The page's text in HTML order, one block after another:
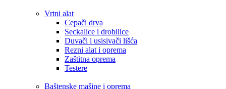
Vrtni alat
Cepači drva
Seckalice i drobilice
Duvači i usisivači lišća
Rezni alat i oprema
Zaštitna oprema
Testere
Baštenske mašine i oprema